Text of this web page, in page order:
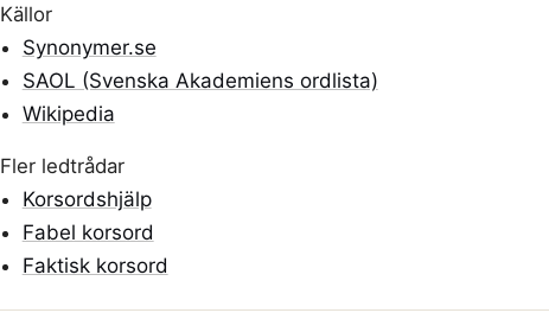
Källor
Synonymer.se
SAOL (Svenska Akademiens ordlista)
Wikipedia
Fler ledtrådar
Korsordshjälp
Fabel korsord
Faktisk korsord